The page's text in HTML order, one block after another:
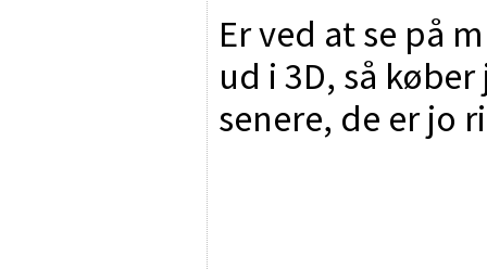
Er ved at se på
ud i 3D, så
senere, de er jo